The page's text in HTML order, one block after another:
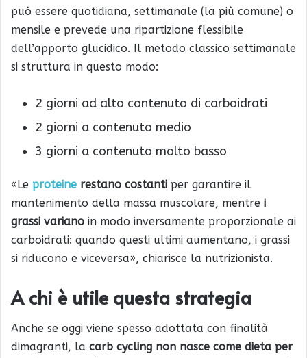
può essere quotidiana, settimanale (la più comune) o
mensile e prevede una ripartizione flessibile
dell’apporto glucidico. Il metodo classico settimanale
si struttura in questo modo:
2 giorni ad alto contenuto di carboidrati
2 giorni a contenuto medio
3 giorni a contenuto molto basso
«Le proteine restano costanti per garantire il
mantenimento della massa muscolare, mentre i
grassi variano in modo inversamente proporzionale ai
carboidrati: quando questi ultimi aumentano, i grassi
si riducono e viceversa», chiarisce la nutrizionista.
A chi è utile questa strategia
Anche se oggi viene spesso adottata con finalità
dimagranti, la carb cycling non nasce come dieta per